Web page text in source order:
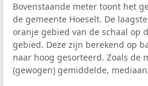
Bovenstaande meter toont het
de gemeente Hoeselt. De
oranje gebied van de schaal op
gebied. Deze zijn berekend op
naar hoog gesorteerd. Zoals de
(gewogen) gemiddelde,